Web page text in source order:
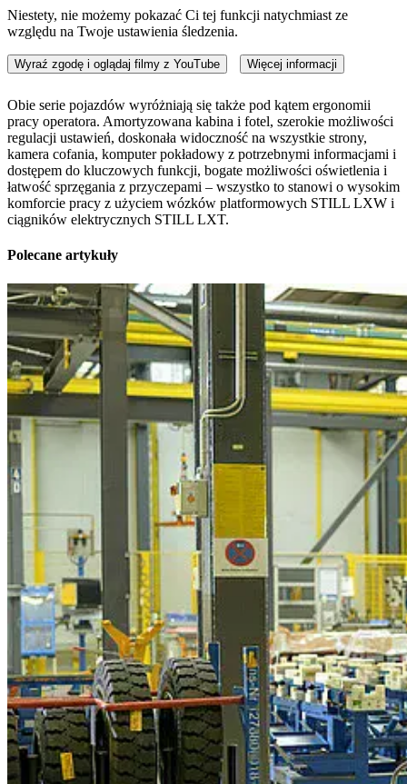
Niestety, nie możemy pokazać Ci tej funkcji natychmiast ze
względu na Twoje ustawienia śledzenia.
Wyraź zgodę i oglądaj filmy z YouTube Więcej informacji
Obie serie pojazdów wyróżniają się także pod kątem ergonomii
pracy operatora. Amortyzowana kabina i fotel, szerokie możliwości
regulacji ustawień, doskonała widoczność na wszystkie strony,
kamera cofania, komputer pokładowy z potrzebnymi informacjami i
dostępem do kluczowych funkcji, bogate możliwości oświetlenia i
łatwość sprzęgania z przyczepami – wszystko to stanowi o wysokim
komforcie pracy z użyciem wózków platformowych STILL LXW i
ciągników elektrycznych STILL LXT.
Polecane artykuły